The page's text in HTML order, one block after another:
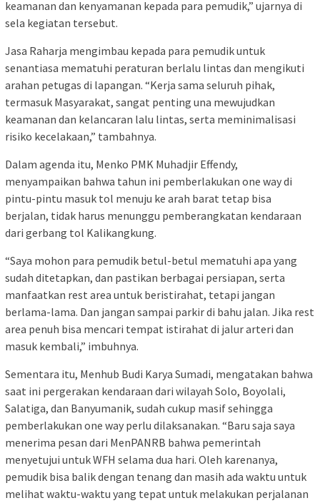
keamanan dan kenyamanan kepada para pemudik,” ujarnya di
sela kegiatan tersebut.
Jasa Raharja mengimbau kepada para pemudik untuk
senantiasa mematuhi peraturan berlalu lintas dan mengikuti
arahan petugas di lapangan. “Kerja sama seluruh pihak,
termasuk Masyarakat, sangat penting una mewujudkan
keamanan dan kelancaran lalu lintas, serta meminimalisasi
risiko kecelakaan,” tambahnya.
Dalam agenda itu, Menko PMK Muhadjir Effendy,
menyampaikan bahwa tahun ini pemberlakukan one way di
pintu-pintu masuk tol menuju ke arah barat tetap bisa
berjalan, tidak harus menunggu pemberangkatan kendaraan
dari gerbang tol Kalikangkung.
“Saya mohon para pemudik betul-betul mematuhi apa yang
sudah ditetapkan, dan pastikan berbagai persiapan, serta
manfaatkan rest area untuk beristirahat, tetapi jangan
berlama-lama. Dan jangan sampai parkir di bahu jalan. Jika rest
area penuh bisa mencari tempat istirahat di jalur arteri dan
masuk kembali,” imbuhnya.
Sementara itu, Menhub Budi Karya Sumadi, mengatakan bahwa
saat ini pergerakan kendaraan dari wilayah Solo, Boyolali,
Salatiga, dan Banyumanik, sudah cukup masif sehingga
pemberlakukan one way perlu dilaksanakan. “Baru saja saya
menerima pesan dari MenPANRB bahwa pemerintah
menyetujui untuk WFH selama dua hari. Oleh karenanya,
pemudik bisa balik dengan tenang dan masih ada waktu untuk
melihat waktu-waktu yang tepat untuk melakukan perjalanan